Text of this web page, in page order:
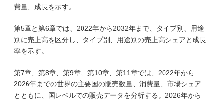
費量、成長を示す。
第5章と第6章では、2022年から2032年まで、タイプ別、用途
別に売上高を区分し、タイプ別、用途別の売上高シェアと成長
率を示す。
第7章、第8章、第9章、第10章、第11章では、2022年から
2026年までの世界の主要国の販売数量、消費量、市場シェア
とともに、国レベルでの販売データを分析する。2026年から